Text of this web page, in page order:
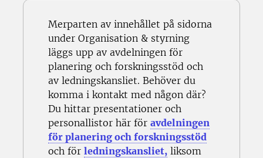
Merparten av innehållet på sidorna
under Organisation & styrning
läggs upp av avdelningen för
planering och forskningsstöd och
av ledningskansliet. Behöver du
komma i kontakt med någon där?
Du hittar presentationer och
personallistor här för avdelningen
för planering och forskningsstöd
och för ledningskansliet, liksom